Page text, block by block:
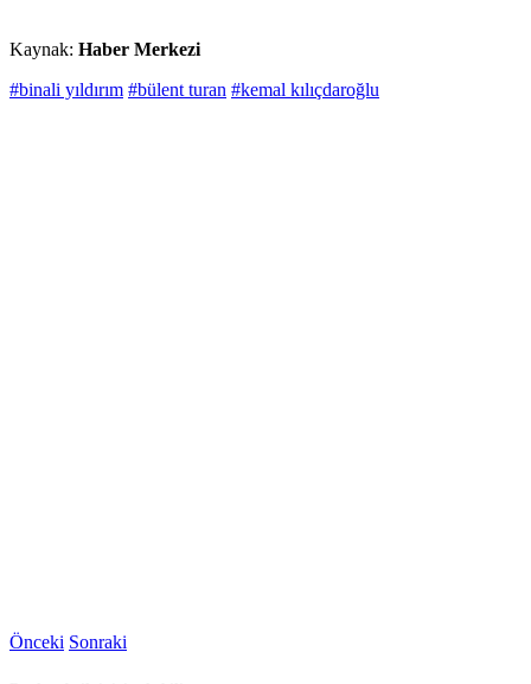
Kaynak: Haber Merkezi
#binali yıldırım #bülent turan #kemal kılıçdaroğlu
Önceki Sonraki